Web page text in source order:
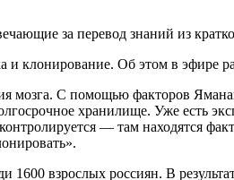
за перевод знаний из
и клонирование. Об этом в эфире
мозга. С помощью факторов
хранилище. Уже есть
— там находятся
взрослых россиян. В